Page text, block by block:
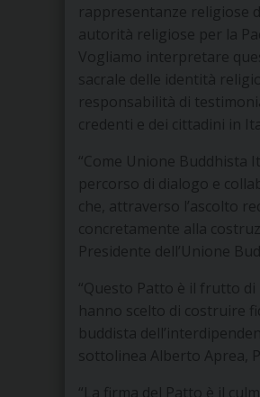
rappresentanze religiose
autorità religiose per la
Vogliamo interpretare
sacrale delle identità
responsabilità di
credenti e dei cittadini in
“Come Unione
percorso di dialogo e
che, attraverso l’ascolto
concretamente alla
Presidente dell’Unione
“Questo Patto è il frutto
hanno scelto di costruire
buddista
sottolinea Alberto Aprea,
“La firma del Patto è il